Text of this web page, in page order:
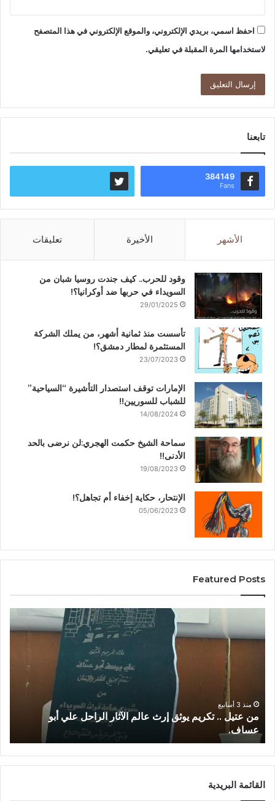
احفظ اسمي، بريدي الإلكتروني، والموقع الإلكتروني في هذا المتصفح
لاستخدامها المرة المقبلة في تعليقي.
تابعنا
384149
Fans
الأشهر الأخيرة تعليقات
وقود للحرب.. كيف جندت روسيا شبان من
السويداء في حربها ضد أوكرانيا؟!
29/01/2025
تأسست منذ ثمانية أشهر، من يملك الشركة
المستثمرة لمطار دمشق؟!
23/07/2023
الإمارات توقف استصدار التأشيرة “السياحية”
للشباب للسوريين!!
14/08/2024
سماحة الشيخ حكمت الهجري:لن نرضى بالحد
الأدنى!!
19/08/2023
الإنتحار، حكاية إخفاء أم تجاهل؟!
05/06/2023
Featured Posts
27/06/2026
الملاذ الرقمي…جغرافيا العتمة واقتصاد النجاة في السويداء.
القائمة البريدية